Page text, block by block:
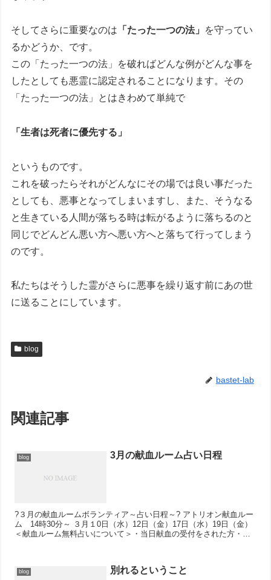
そしてさらに重要なのは 「たった一つの法」
を守ってい
るかどうか、です。
この「たった一つの法」を破ればどんな例がどんな事を
したとしても悪霊に認定されることになります。その
「たった一つの法」とはきわめて単純で
「生者は死者に優先する」
というものです。
これを破ったらそれがどんなにその場では良い事だった
としても、悪事となってしまいますし、また、そうなる
と生きている人間が落ちる時は転がるように落ちるのと
同じでどんどん悪い方へ悪い方へと落ちて行ってしまう
のです。
私たちはそうした霊がさらに悪事を繰り返す前にあの世
に送ることにしています。
blog
bastet-lab
関連記事
blog 3月の献血ルーム占い日程
?３月の献血ルームボランティア～占い日程～? アトリオン献血ルー
ム 14時30分～ ３月１0日（水）12日（金）17日（水）19日（金）
＜献血ルーム無料占いについて＞​・当日献血の受付をされた方・タ
blog 別れるということ